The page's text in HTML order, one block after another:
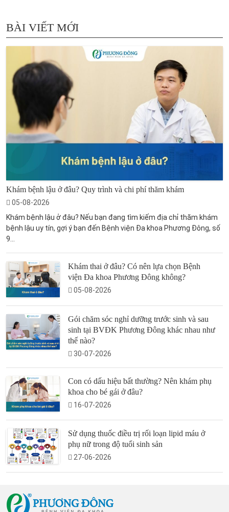
BÀI VIẾT MỚI
Khám bệnh lậu ở đâu? Quy trình và chi phí thăm khám
05-08-2026
Khám bệnh lậu ở đâu? Nếu bạn đang tìm kiếm địa chỉ thăm khám
bệnh lậu uy tín, gợi ý bạn đến Bệnh viện Đa khoa Phương Đông, số
9...
Khám thai ở đâu? Có nên lựa chọn Bệnh
viện Đa khoa Phương Đông không?
05-08-2026
Gói chăm sóc nghỉ dưỡng trước sinh và sau
sinh tại BVĐK Phương Đông khác nhau như
thế nào?
30-07-2026
Con có dấu hiệu bất thường? Nên khám phụ
khoa cho bé gái ở đâu?
16-07-2026
Sử dụng thuốc điều trị rối loạn lipid máu ở
phụ nữ trong độ tuổi sinh sản
27-06-2026